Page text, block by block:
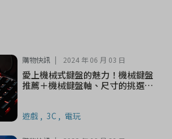
購物快訊 2024 年 06 月 03 日
愛上機械式鍵盤的魅力！機械鍵盤
推薦＋機械鍵盤軸、尺寸的挑選指
遊戲 3C 電玩